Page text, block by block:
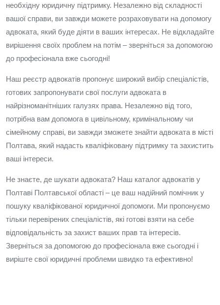
необхідну юридичну підтримку. Незалежно від складності
вашої справи, ви завжди можете розраховувати на допомогу
адвоката, який буде діяти в ваших інтересах. Не відкладайте
вирішення своїх проблем на потім – зверніться за допомогою
до професіонала вже сьогодні!
Наш реєстр адвокатів пропонує широкий вибір спеціалістів,
готових запропонувати свої послуги адвоката в
найрізноманітніших галузях права. Незалежно від того,
потрібна вам допомога в цивільному, кримінальному чи
сімейному справі, ви завжди зможете знайти адвоката в місті
Полтава, який надасть кваліфіковану підтримку та захистить
ваші інтереси.
Не знаєте, де шукати адвоката? Наш каталог адвокатів у
Полтаві Полтавської області – це ваш надійний помічник у
пошуку кваліфікованої юридичної допомоги. Ми пропонуємо
тільки перевірених спеціалістів, які готові взяти на себе
відповідальність за захист ваших прав та інтересів.
Зверніться за допомогою до професіонала вже сьогодні і
виріште свої юридичні проблеми швидко та ефективно!